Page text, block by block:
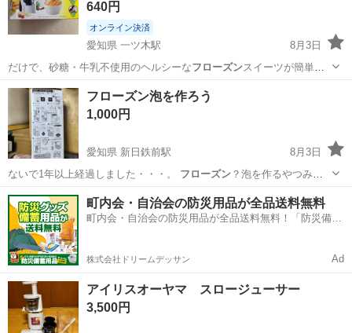
640円
オンライン決済
愛知県 一ツ木駅
8月3日
だけで、砂糖・牛乳不使用のヘルシーなフローズンスイーツが簡単に
作れます😊 状態 …
愛知 刈谷市 一ツ木駅 調理器具
フローズン泡を作ろう
1,000円
愛知県 新日鉄前駅
8月3日
ないで1年以上経過しました・・・。 フローズン？泡を作るやつみた
いです。 箱を処分…
愛知 東海市 新日鉄前駅 その他
町内会・自治会の防災用品が全品送料無料
町内会・自治会の防災用品が全品送料無料！「防災備蓄
株式会社ドリームデッサン Ad
アイリスオーヤマ スロージューサー
3,500円